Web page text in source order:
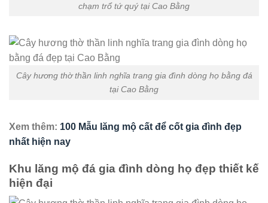
chạm trổ tứ quý tại Cao Bằng
Cây hương thờ thần linh nghĩa trang gia đình dòng họ bằng đá
tại Cao Bằng
Xem thêm: 100 Mẫu lăng mộ cất để cốt gia đình đẹp
nhất hiện nay
Khu lăng mộ đá gia đình dòng họ đẹp thiết kế
hiện đại